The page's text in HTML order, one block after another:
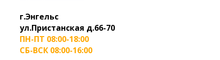
г.Энгельс
ул.Пристанская д.66-70
ПН-ПТ 08:00-18:00
СБ-ВСК 08:00-16:00